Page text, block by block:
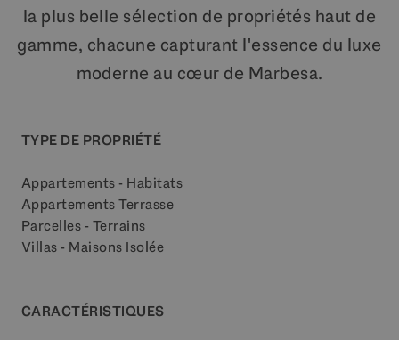
la plus belle sélection de propriétés haut de
gamme, chacune capturant l'essence du luxe
moderne au cœur de Marbesa.
TYPE DE PROPRIÉTÉ
Appartements - Habitats
Appartements Terrasse
Parcelles - Terrains
Villas - Maisons Isolée
CARACTÉRISTIQUES